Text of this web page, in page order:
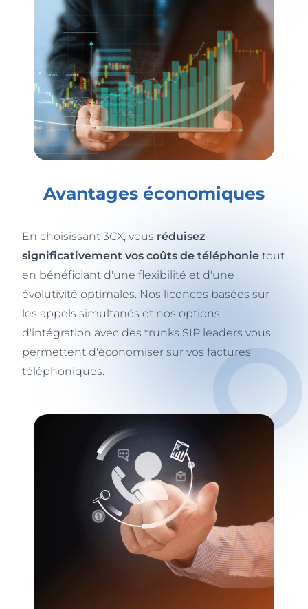
Avantages économiques
En choisissant 3CX, vous réduisez
significativement vos coûts de téléphonie tout
en bénéficiant d'une flexibilité et d'une
évolutivité optimales. Nos licences basées sur
les appels simultanés et nos options
d'intégration avec des trunks SIP leaders vous
permettent d'économiser sur vos factures
téléphoniques.